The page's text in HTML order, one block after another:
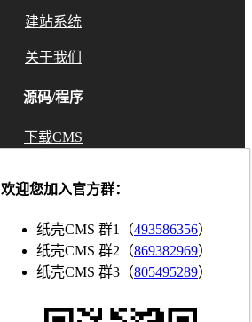
欢迎您加入官方群：
纸壳CMS 群1（493586356）
纸壳CMS 群2（869382969）
纸壳CMS 群3（805495289）
建站系统
关于我们
源码/程序
下载CMS
Gitee
联系我们
知乎
博客